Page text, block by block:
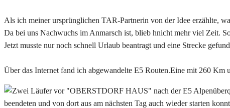
Als ich meiner ursprünglichen TAR-Partnerin von der Idee erzählte,
Da bei uns Nachwuchs im Anmarsch ist, blieb hnicht mehr viel Zeit.
Jetzt musste nur noch schnell Urlaub beantragt und eine Strecke
Über das Internet fand ich abgewandelte E5 Routen.Eine mit 260 Km
beendeten und von dort aus am nächsten Tag auch wieder starten